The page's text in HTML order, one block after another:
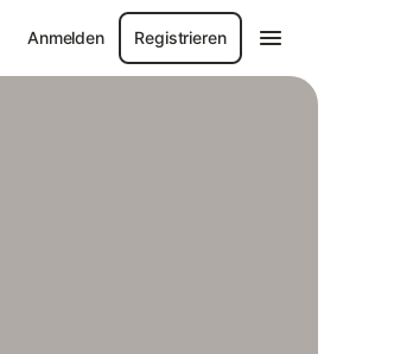
Anmelden Registrieren